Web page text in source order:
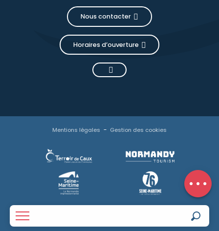
Nous contacter
Horaires d’ouverture
Mentions légales Gestion des cookies